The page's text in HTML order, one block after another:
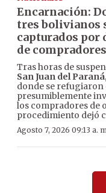
Encarnación:
tres bolivianos
capturados por
de
Tras horas de
San Juan del Paraná
donde se refugiaron
presumiblemente
los compradores de
procedimiento dejó
Agosto 7, 2026 09:13 a.